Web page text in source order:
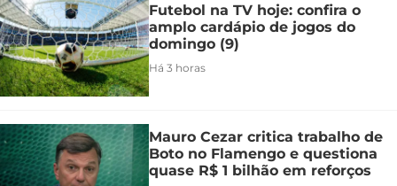
Futebol na TV hoje: confira o
amplo cardápio de jogos do
domingo (9)
Há 3 horas
Mauro Cezar critica trabalho de
Boto no Flamengo e questiona
quase R$ 1 bilhão em reforços